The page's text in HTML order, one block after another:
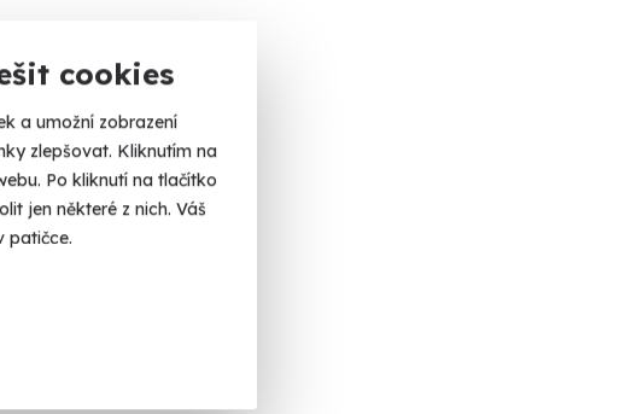
cookies
a umožní zobrazení
zlepšovat. Kliknutím na
Po kliknutí na tlačítko
jen některé z nich. Váš
patičce.